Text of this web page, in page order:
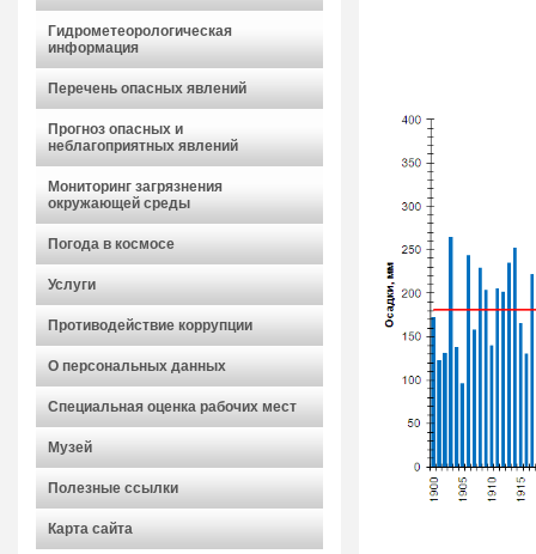
Гидрометеорологическая
информация
Перечень опасных явлений
Прогноз опасных и
неблагоприятных явлений
Мониторинг загрязнения
окружающей среды
Погода в космосе
Услуги
Противодействие коррупции
О персональных данных
Специальная оценка рабочих мест
Музей
Полезные ссылки
Карта сайта